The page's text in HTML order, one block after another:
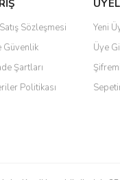
Sözleşmesi
Güvenlik
Şartları
Politikası
Yeni
Üye